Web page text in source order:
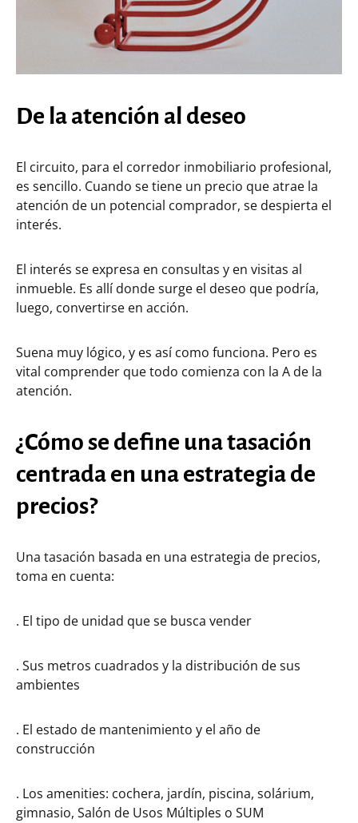
De la atención al deseo
El circuito, para el corredor inmobiliario profesional,
es sencillo. Cuando se tiene un precio que atrae la
atención de un potencial comprador, se despierta el
interés.
El interés se expresa en consultas y en visitas al
inmueble. Es allí donde surge el deseo que podría,
luego, convertirse en acción.
Suena muy lógico, y es así como funciona. Pero es
vital comprender que todo comienza con la A de la
atención.
¿Cómo se define una tasación
centrada en una estrategia de
precios?
Una tasación basada en una estrategia de precios,
toma en cuenta:
. El tipo de unidad que se busca vender
. Sus metros cuadrados y la distribución de sus
ambientes
. El estado de mantenimiento y el año de
construcción
. Los amenities: cochera, jardín, piscina, solárium,
gimnasio, Salón de Usos Múltiples o SUM